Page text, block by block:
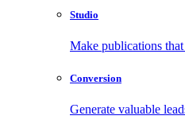
Studio
Make publications
Conversion
Generate valuable